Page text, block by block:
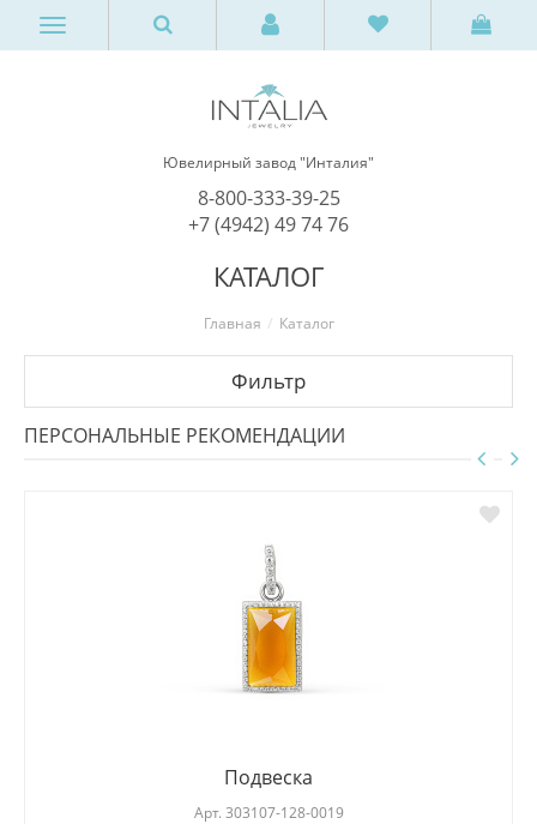
Ювелирный завод "Инталия"
8-800-333-39-25
+7 (4942) 49 74 76
КАТАЛОГ
Главная Каталог
Фильтр
ПЕРСОНАЛЬНЫЕ РЕКОМЕНДАЦИИ
Подвеска
Арт. 303107-128-0019